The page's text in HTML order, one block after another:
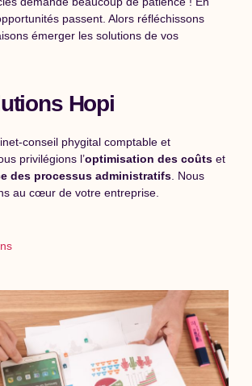
passent. Alors réfléchissons
émerger les solutions de vos
Hopi
conseil phygital comptable et
privilégions l’optimisation des coûtset
des processus administratifs. Nous
au cœur de votre entreprise.